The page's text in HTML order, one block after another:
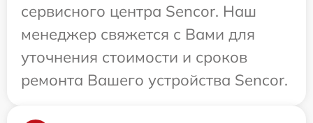
сервисного центра Sencor. Наш
менеджер свяжется с Вами для
уточнения стоимости и сроков
ремонта Вашего устройства Sencor.